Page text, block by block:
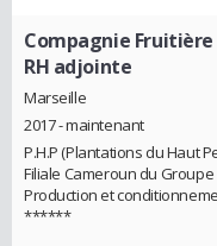
Compagnie Fruitière
RH adjointe
Marseille
2017 - maintenant
P.H.P (Plantations du Haut
Filiale Cameroun du
Production et
******